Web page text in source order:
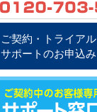
ご契約・トライアル
サポートのお申込み